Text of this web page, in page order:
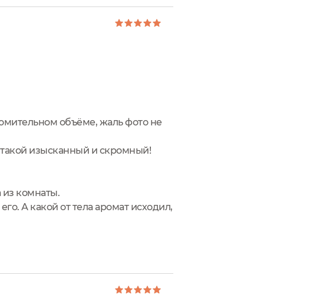
объёме, жаль фото не
изысканный и скромный!
комнаты.
А какой от тела аромат исходил,